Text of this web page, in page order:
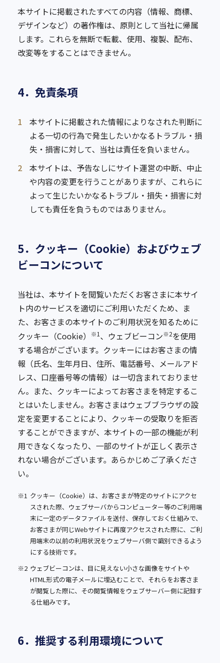
本サイトに掲載されたすべての内容（情報、商標、
デザインなど）の著作権は、原則として当社に帰属
します。これらを無断で転載、使用、複製、配布、
改変等をすることはできません。
4．免責条項
1
本サイトに掲載された情報によりなされた判断に
よる一切の行為で発生したいかなるトラブル・損
失・損害に対して、当社は責任を負いません。
2
本サイトは、予告なしにサイト運営の中断、中止
や内容の変更を行うことがありますが、これらに
よって生じたいかなるトラブル・損失・損害に対
しても責任を負うものではありません。
5．クッキー（Cookie）およびウェブ
ビーコンについて
当社は、本サイトを閲覧いただくお客さまに本サイ
ト内のサービスを適切にご利用いただくため、ま
た、お客さまの本サイトのご利用状況を知るために
クッキー（Cookie）
※1 、ウェブビーコン※2を使用
する場合がございます。クッキーにはお客さまの情
報（氏名、生年月日、住所、電話番号、メールアド
レス、口座番号等の情報）は一切含まれておりませ
ん。また、クッキーによってお客さまを特定するこ
とはいたしません。お客さまはウェブブラウザの設
定を変更することにより、クッキーの受取りを拒否
することができますが、本サイトの一部の機能が利
用できなくなったり、一部のサイトが正しく表示さ
れない場合がございます。あらかじめご了承くださ
い。
※1 クッキー（Cookie）は、お客さまが特定のサイトにアクセ
スされた際、ウェブサーバからコンピューター等のご利用端
末に一定のデータファイルを送付、保存しておく仕組みで、
お客さまが同じWebサイトに再度アクセスされた際に、ご利
用端末の以前の利用状況をウェブサーバ側で識別できるよう
にする技術です。
※2 ウェブビーコンは、目に見えない小さな画像をサイトや
HTML形式の電子メールに埋込むことで、それらをお客さま
が閲覧した際に、その閲覧情報をウェブサーバー側に記録す
る仕組みです。
6．推奨する利用環境について